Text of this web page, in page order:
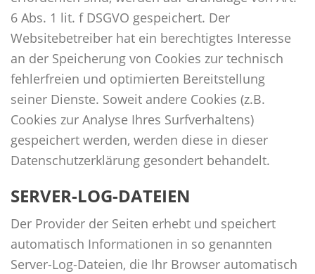
6 Abs. 1 lit. f DSGVO gespeichert. Der
Websitebetreiber hat ein berechtigtes Interesse
an der Speicherung von Cookies zur technisch
fehlerfreien und optimierten Bereitstellung
seiner Dienste. Soweit andere Cookies (z.B.
Cookies zur Analyse Ihres Surfverhaltens)
gespeichert werden, werden diese in dieser
Datenschutzerklärung gesondert behandelt.
SERVER-LOG-DATEIEN
Der Provider der Seiten erhebt und speichert
automatisch Informationen in so genannten
Server-Log-Dateien, die Ihr Browser automatisch